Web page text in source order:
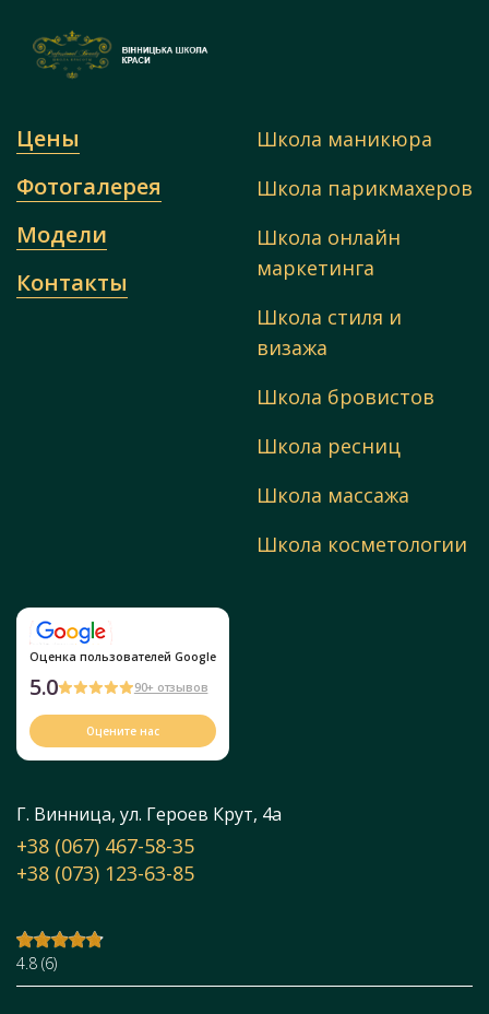
Цены
Фотогалерея
Модели
Контакты
Школа маникюра
Школа парикмахеров
Школа онлайн
маркетинга
Школа стиля и
визажа
Школа бровистов
Школа ресниц
Школа массажа
Школа косметологии
Оценка пользователей Google
5.0 90+ отзывов
Оцените нас
Г. Винница, ул. Героев Крут, 4а
+38 (067) 467-58-35
+38 (073) 123-63-85
4.8 (6)